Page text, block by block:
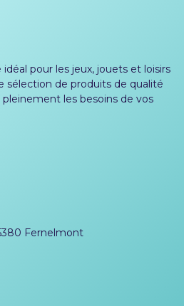
pour les jeux, jouets et loisirs
sélection de produits de qualité
les besoins de vos
Fernelmont